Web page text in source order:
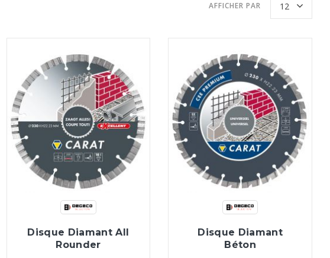
AFFICHER PAR
Disque Diamant All
Rounder
Disque Diamant
Béton